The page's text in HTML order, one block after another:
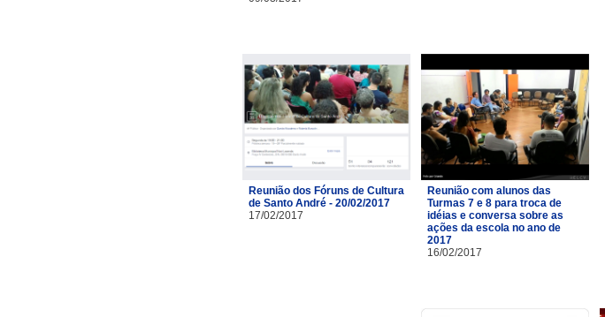
Reunião dos Fóruns de Cultura
de Santo André - 20/02/2017
17/02/2017
Reunião com alunos das
Turmas 7 e 8 para troca de
idéias e conversa sobre as
ações da escola no ano de
2017
16/02/2017